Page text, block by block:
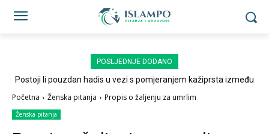
POSLJEDNJE DODANO
Postoji li pouzdan hadis u vezi s pomjeranjem kažiprsta između
Početna Ženska pitanja Propis o žaljenju za umrlim
Ženska pitanja